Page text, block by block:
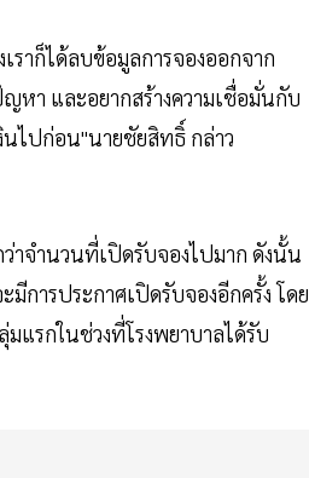
ราก็ได้ลบข้อมูลการจองออกจาก
หา และอยากสร้างความเชื่อมั่นกับ
นไปก่อน"นายชัยสิทธิ์ กล่าว
ว่าจำนวนที่เปิดรับจองไปมาก ดังนั้น
มีการประกาศเปิดรับจองอีกครั้ง โดย
แรกในช่วงที่โรงพยาบาลได้รับ